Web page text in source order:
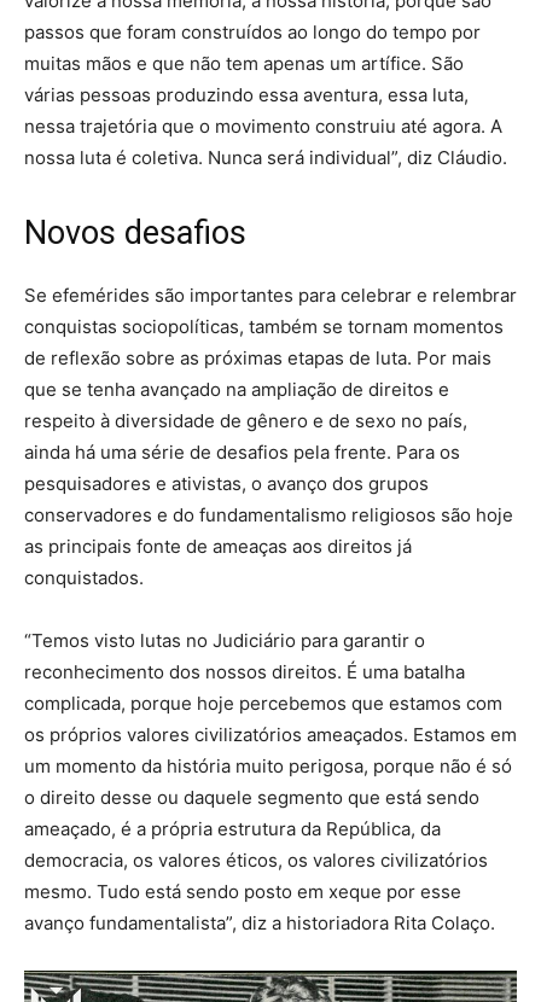
passos que foram construídos ao longo do tempo por
muitas mãos e que não tem apenas um artífice. São
várias pessoas produzindo essa aventura, essa luta,
nessa trajetória que o movimento construiu até agora. A
nossa luta é coletiva. Nunca será individual”, diz Cláudio.
Novos desafios
Se efemérides são importantes para celebrar e relembrar
conquistas sociopolíticas, também se tornam momentos
de reflexão sobre as próximas etapas de luta. Por mais
que se tenha avançado na ampliação de direitos e
respeito à diversidade de gênero e de sexo no país,
ainda há uma série de desafios pela frente. Para os
pesquisadores e ativistas, o avanço dos grupos
conservadores e do fundamentalismo religiosos são hoje
as principais fonte de ameaças aos direitos já
conquistados.
“Temos visto lutas no Judiciário para garantir o
reconhecimento dos nossos direitos. É uma batalha
complicada, porque hoje percebemos que estamos com
os próprios valores civilizatórios ameaçados. Estamos em
um momento da história muito perigosa, porque não é só
o direito desse ou daquele segmento que está sendo
ameaçado, é a própria estrutura da República, da
democracia, os valores éticos, os valores civilizatórios
mesmo. Tudo está sendo posto em xeque por esse
avanço fundamentalista”, diz a historiadora Rita Colaço.